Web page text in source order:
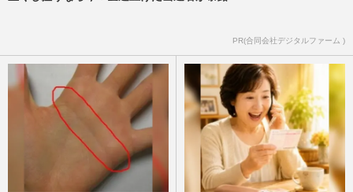
PR(合同会社デジタルファーム )